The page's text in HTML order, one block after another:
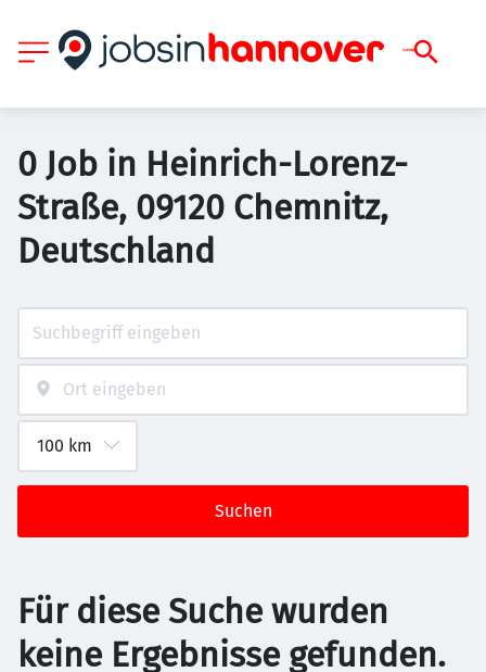
0 Job in Heinrich-Lorenz-
Straße, 09120 Chemnitz,
Deutschland
Suchen
Für diese Suche wurden
keine Ergebnisse gefunden.